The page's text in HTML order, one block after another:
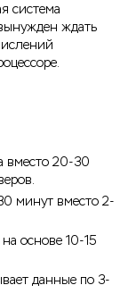
система
ждать
вместо 20-30
минут вместо 2-
основе 10-15
данные по 3-